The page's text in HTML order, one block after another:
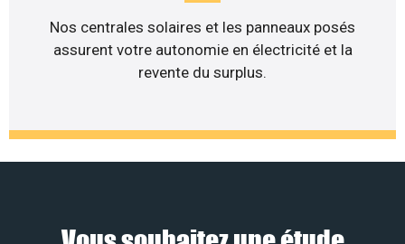
Nos centrales solaires et les panneaux posés
assurent votre autonomie en électricité et la
revente du surplus.